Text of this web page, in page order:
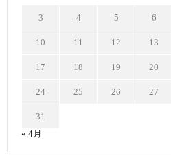
3 4 5 6
10 11 12 13
17 18 19 20
24 25 26 27
31
« 4月